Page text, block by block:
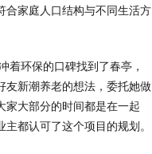
合家庭人口结构与不同生活方
着环保的口碑找到了春亭，
友新潮养老的想法，委托她做
家大部分的时间都是在一起
都认可了这个项目的规划。